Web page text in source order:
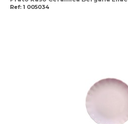
Ref: 1 005034